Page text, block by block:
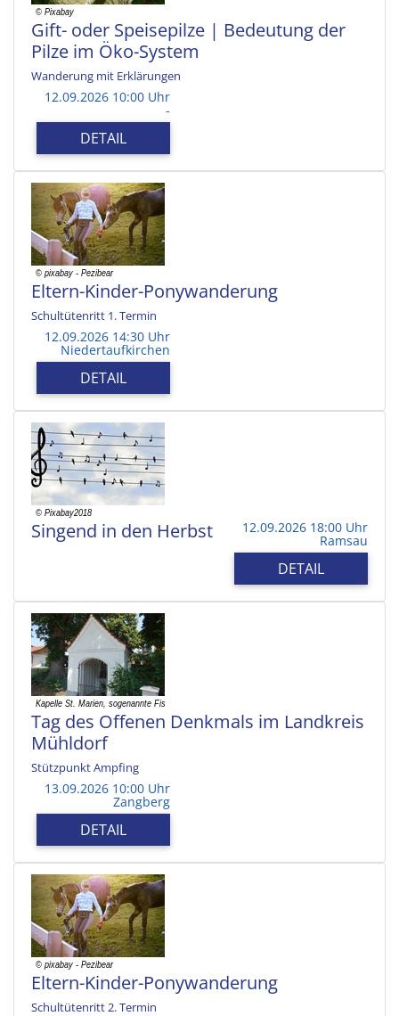
Gift- oder Speisepilze | Bedeutung der
Pilze im Öko-System
Wanderung mit Erklärungen
12.09.2026 10:00 Uhr
-
DETAIL
Eltern-Kinder-Ponywanderung
Schultütenritt 1. Termin
12.09.2026 14:30 Uhr
Niedertaufkirchen
DETAIL
Singend in den Herbst 12.09.2026 18:00 Uhr
Ramsau
DETAIL
Tag des Offenen Denkmals im Landkreis
Mühldorf
Stützpunkt Ampfing
13.09.2026 10:00 Uhr
Zangberg
DETAIL
Eltern-Kinder-Ponywanderung
Schultütenritt 2. Termin